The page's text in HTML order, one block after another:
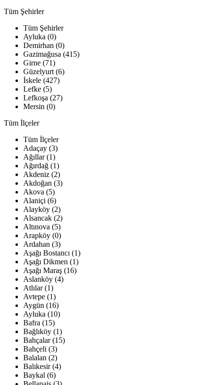
Tüm Şehirler
Tüm Şehirler
Ayluka (0)
Demirhan (0)
Gazimağusa (415)
Girne (71)
Güzelyurt (6)
İskele (427)
Lefke (5)
Lefkoşa (27)
Mersin (0)
Tüm İlçeler
Tüm İlçeler
Adaçay (3)
Ağıllar (1)
Ağırdağ (1)
Akdeniz (2)
Akdoğan (3)
Akova (5)
Alaniçi (6)
Alayköy (2)
Alsancak (2)
Altınova (5)
Arapköy (0)
Ardahan (3)
Aşağı Bostancı (1)
Aşağı Dikmen (1)
Aşağı Maraş (16)
Aslanköy (4)
Atlılar (1)
Avtepe (1)
Aygün (16)
Ayluka (10)
Bafra (15)
Bağlıköy (1)
Bahçalar (15)
Bahçeli (3)
Balalan (2)
Balıkesir (4)
Baykal (6)